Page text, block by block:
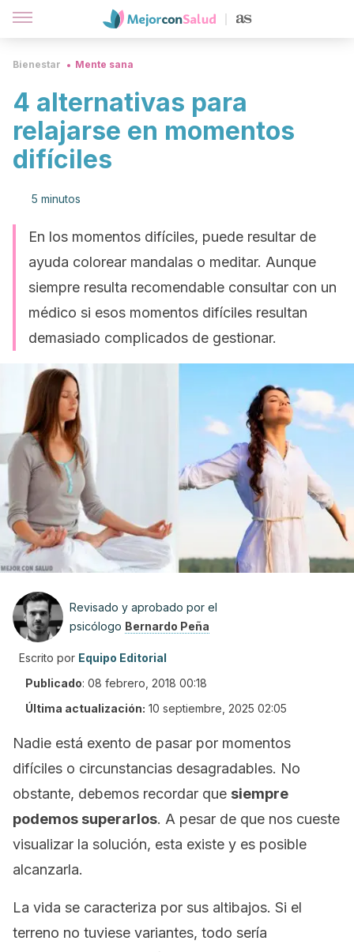
Bienestar Mente sana
4 alternativas para
relajarse en momentos
difíciles
5 minutos
En los momentos difíciles, puede resultar de
ayuda colorear mandalas o meditar. Aunque
siempre resulta recomendable consultar con un
médico si esos momentos difíciles resultan
demasiado complicados de gestionar.
Revisado y aprobado por el
psicólogo Bernardo Peña
Escrito por Equipo Editorial
Publicado: 08 febrero, 2018 00:18
Última actualización: 10 septiembre, 2025 02:05
Nadie está exento de pasar por momentos
difíciles o circunstancias desagradables. No
obstante, debemos recordar que siempre
podemos superarlos. A pesar de que nos cueste
visualizar la solución, esta existe y es posible
alcanzarla.
La vida se caracteriza por sus altibajos. Si el
terreno no tuviese variantes, todo sería